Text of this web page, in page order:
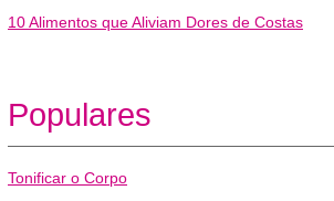
10 Alimentos que Aliviam Dores de Costas
Populares
Tonificar o Corpo